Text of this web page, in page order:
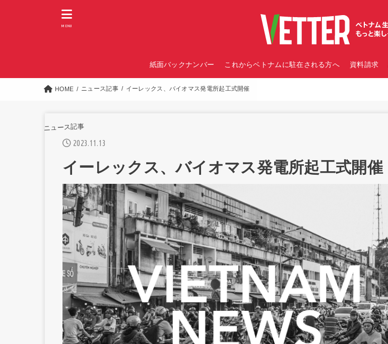
紙面バックナンバー これからベトナムに駐在される方へ 資料請求
MENU
HOME ニュース記事 イーレックス、バイオマス発電所起工式開催
ニュース記事
2023.11.13
イーレックス、バイオマス発電所起工式開催